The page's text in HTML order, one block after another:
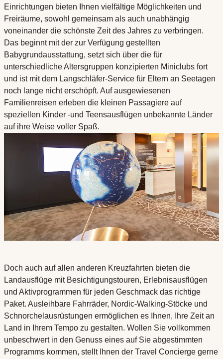
Einrichtungen bieten Ihnen vielfältige Möglichkeiten und
Freiräume, sowohl gemeinsam als auch unabhängig
voneinander die schönste Zeit des Jahres zu verbringen.
Das beginnt mit der zur Verfügung gestellten
Babygrundausstattung, setzt sich über die für
unterschiedliche Altersgruppen konzipierten Miniclubs fort
und ist mit dem Langschläfer-Service für Eltern an Seetagen
noch lange nicht erschöpft. Auf ausgewiesenen
Familienreisen erleben die kleinen Passagiere auf
speziellen Kinder -und Teensausflügen unbekannte Länder
auf ihre Weise voller Spaß.
Doch auch auf allen anderen Kreuzfahrten bieten die
Landausflüge mit Besichtigungstouren, Erlebnisausflügen
und Aktivprogrammen für jeden Geschmack das richtige
Paket. Ausleihbare Fahrräder, Nordic-Walking-Stöcke und
Schnorchelausrüstungen ermöglichen es Ihnen, Ihre Zeit an
Land in Ihrem Tempo zu gestalten. Wollen Sie vollkommen
unbeschwert in den Genuss eines auf Sie abgestimmten
Programms kommen, stellt Ihnen der Travel Concierge gerne